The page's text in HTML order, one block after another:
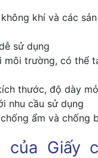
khí và các
sử dụng
môi trường, có thể
thước, độ dày
nhu cầu sử dụng
ẩm và chống
của Giấy